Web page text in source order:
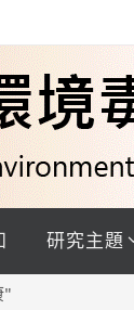
研究主題
"